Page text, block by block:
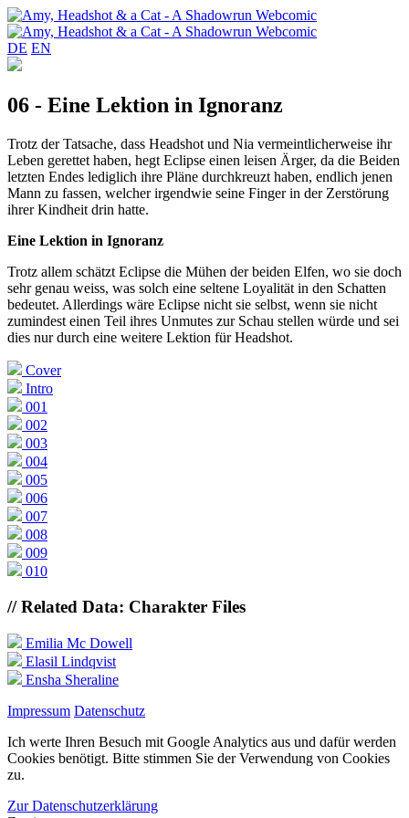
DE EN
06 - Eine Lektion in Ignoranz
Trotz der Tatsache, dass Headshot und Nia vermeintlicherweise ihr
Leben gerettet haben, hegt Eclipse einen leisen Ärger, da die Beiden
letzten Endes lediglich ihre Pläne durchkreuzt haben, endlich jenen
Mann zu fassen, welcher irgendwie seine Finger in der Zerstörung
ihrer Kindheit drin hatte.
Eine Lektion in Ignoranz
Trotz allem schätzt Eclipse die Mühen der beiden Elfen, wo sie doch
sehr genau weiss, was solch eine seltene Loyalität in den Schatten
bedeutet. Allerdings wäre Eclipse nicht sie selbst, wenn sie nicht
zumindest einen Teil ihres Unmutes zur Schau stellen würde und sei
dies nur durch eine weitere Lektion für Headshot.
Cover
Intro
001
002
003
004
005
006
007
008
009
010
// Related Data: Charakter Files
Emilia Mc Dowell
Elasil Lindqvist
Ensha Sheraline
Impressum Datenschutz
Ich werte Ihren Besuch mit Google Analytics aus und dafür werden
Cookies benötigt. Bitte stimmen Sie der Verwendung von Cookies
zu.
Zur Datenschutzerklärung